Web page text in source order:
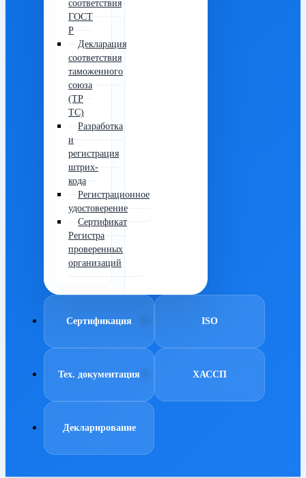
соответствия
ГОСТ
Р
Декларация
соответствия
таможенного
союза
(ТР
ТС)
Разработка
и
регистрация
штрих-
кода
Регистрационное
удостоверение
Сертификат
Регистра
проверенных
организаций
Сертификация ISO
Тех. документация ХАССП
Декларирование